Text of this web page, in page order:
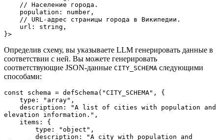
}>
Определив схему, вы указываете LLM генерировать данные в
соответствии с ней. Вы можете генерировать
соответствующие JSON-данные CITY_SCHEMA следующими
способами:
const schema = defSchema("CITY_SCHEMA", {
elevation information.",